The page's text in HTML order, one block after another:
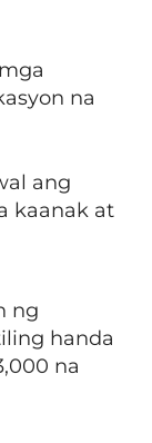
na
ang
kaanak at
ng
handa
na